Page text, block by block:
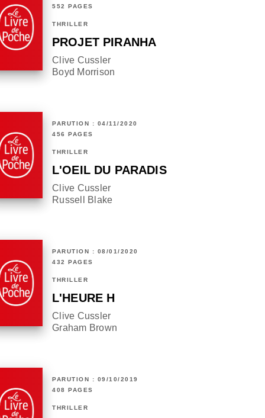
552 PAGES
THRILLER
PROJET PIRANHA
Clive Cussler
Boyd Morrison
PARUTION : 04/11/2020
456 PAGES
THRILLER
L'OEIL DU PARADIS
Clive Cussler
Russell Blake
PARUTION : 08/01/2020
432 PAGES
THRILLER
L'HEURE H
Clive Cussler
Graham Brown
PARUTION : 09/10/2019
408 PAGES
THRILLER